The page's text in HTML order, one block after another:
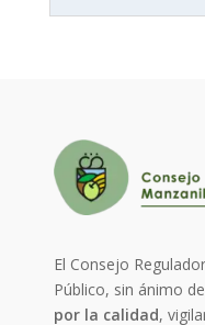
El Consejo
Público, sin ánimo
por la calidad,